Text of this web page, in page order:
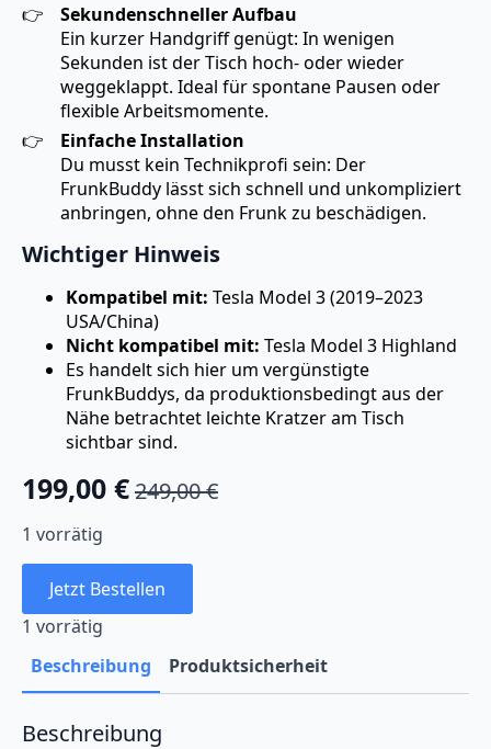
Sekundenschneller Aufbau
Ein kurzer Handgriff genügt: In wenigen
Sekunden ist der Tisch hoch- oder wieder
weggeklappt. Ideal für spontane Pausen oder
flexible Arbeitsmomente.
Einfache Installation
Du musst kein Technikprofi sein: Der
FrunkBuddy lässt sich schnell und unkompliziert
anbringen, ohne den Frunk zu beschädigen.
Wichtiger Hinweis
Kompatibel mit: Tesla Model 3 (2019–2023
USA/China)
Nicht kompatibel mit: Tesla Model 3 Highland
Es handelt sich hier um vergünstigte
FrunkBuddys, da produktionsbedingt aus der
Nähe betrachtet leichte Kratzer am Tisch
sichtbar sind.
249,00€
Ursprünglicher
Preis
war:
249,00 €
199,00 €
Aktueller
Preis
ist:
199,00 €.
1 vorrätig
Jetzt Bestellen
1 vorrätig
Beschreibung
Produktsicherheit
Beschreibung